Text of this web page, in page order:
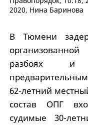
2020, Нина Баринова
В Тюмени
разбоях и
62-летний
состав ОПГ
судимые 30-